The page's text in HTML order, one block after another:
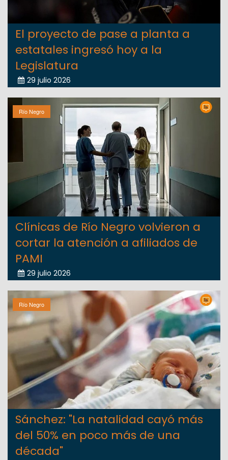
El proyecto de pase a planta a
estatales ingresó hoy a la
Legislatura
29 julio 2026
Río Negro
Clínicas de Río Negro volvieron a
cortar la atención a afiliados de
PAMI
29 julio 2026
Río Negro
Sánchez: "La natalidad cayó más
del 50% en poco más de una
década"